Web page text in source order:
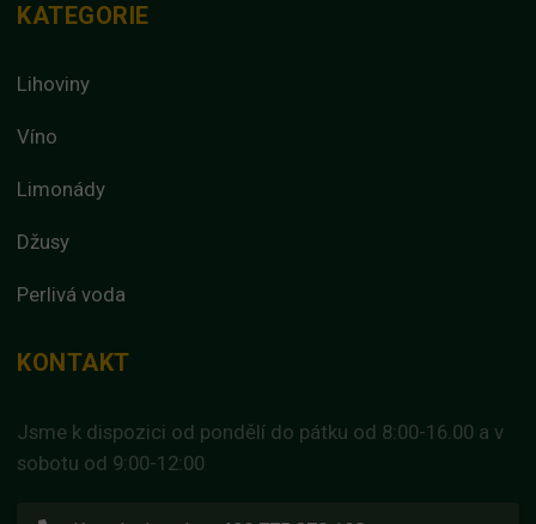
KATEGORIE
Lihoviny
Víno
Limonády
Džusy
Perlivá voda
KONTAKT
Jsme k dispozici od pondělí do pátku od 8:00-16.00 a v
sobotu od 9:00-12:00